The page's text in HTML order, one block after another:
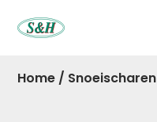
Home / Snoeischaren